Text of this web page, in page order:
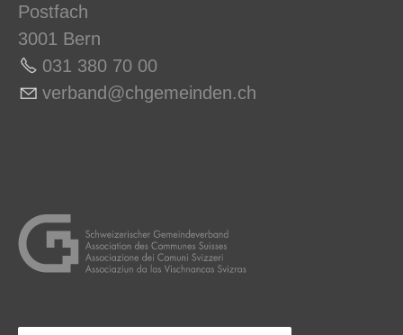
Postfach
3001 Bern
031 380 70 00
v rb nd chg m nd n ch